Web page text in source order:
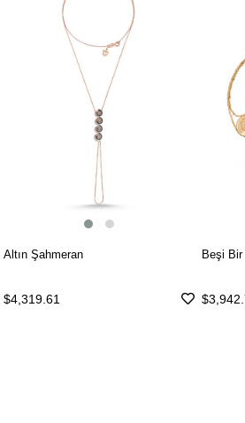
Altın Şahmeran
$4,319.61
Beşi